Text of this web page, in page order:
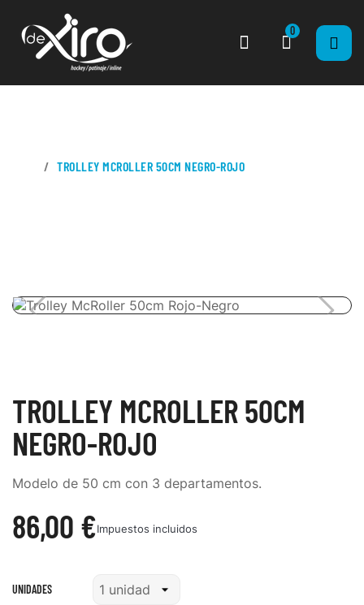
0
TROLLEY MCROLLER 50CM NEGRO-ROJO
TROLLEY MCROLLER 50CM
NEGRO-ROJO
Modelo de 50 cm con 3 departamentos.
86,00 €Impuestos incluidos
UNIDADES